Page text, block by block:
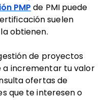
PMP de PMI puede
suelen
obtienen.
de proyectos
a incrementar tu valor
ofertas de
que te interesen o